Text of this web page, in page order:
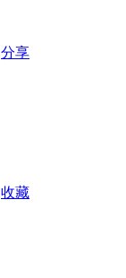
分享
收藏